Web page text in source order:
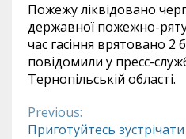
Пожежу ліквідовано
державної пожежно-
час гасіння врятовано 2
повідомили у пресс-
Тернопільській області.
Continue
Previous:
Приготуйтесь зустрічати